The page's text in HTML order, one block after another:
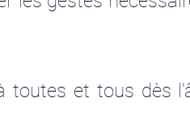
toutes et tous dès